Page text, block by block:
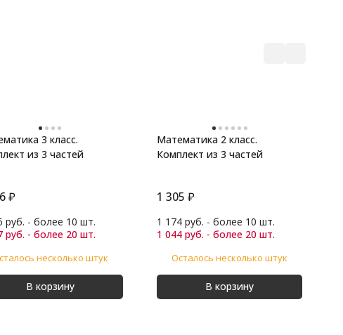
3 класс.
из 3 частей
₽
руб. - более 10 шт.
руб. - более 20 шт.
несколько штук
В корзину
Математика 2 класс.
Комплект из 3 частей
1 305 ₽
1 174 руб. - более 10 шт.
1 044 руб. - более 20 шт.
Осталось несколько штук
В корзину